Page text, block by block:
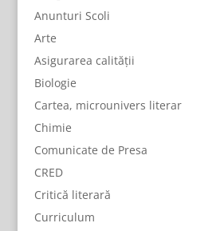
Anunturi Scoli
Arte
Asigurarea calității
Biologie
Cartea, microunivers literar
Chimie
Comunicate de Presa
CRED
Critică literară
Curriculum